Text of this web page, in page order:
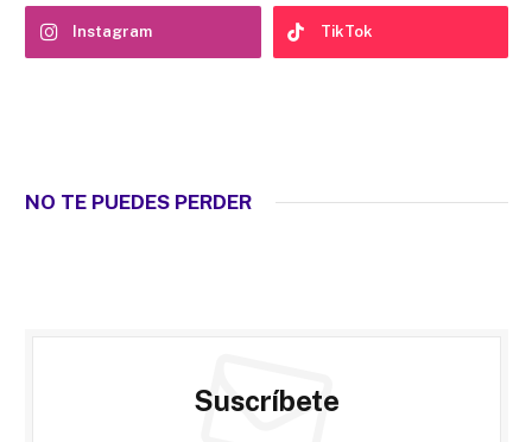
Instagram TikTok
NO TE PUEDES PERDER
Suscríbete